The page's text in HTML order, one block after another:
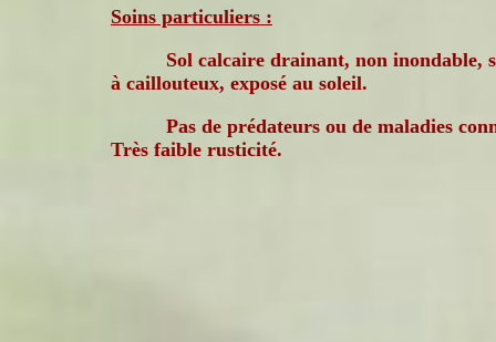
Soins particuliers :
Sol calcaire drainant, non inondable,
à caillouteux, exposé au soleil.
Pas de prédateurs ou de maladies
Très faible rusticité.